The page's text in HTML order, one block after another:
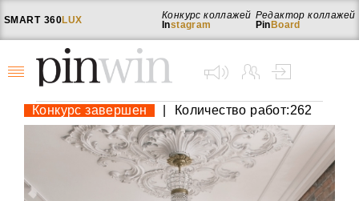
SMART 360LUX
Редактор коллажей
Pin Board
Конкурс коллажей
Instagram
Конкурс завершен Количество работ:262